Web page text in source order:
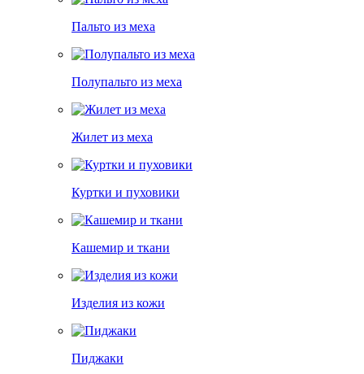
Пальто из меха
Полупальто из меха
Жилет из меха
Куртки и пуховики
Кашемир и ткани
Изделия из кожи
Пиджаки